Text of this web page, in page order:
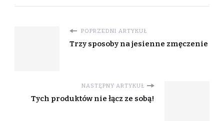
POPRZEDNI ARTYKUŁ
Trzy sposoby na jesienne zmęczenie
NASTĘPNY ARTYKUŁ
Tych produktów nie łącz ze sobą!